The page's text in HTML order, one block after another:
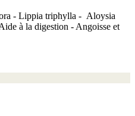
- Lippia triphylla - Aloysia
à la digestion - Angoisse et